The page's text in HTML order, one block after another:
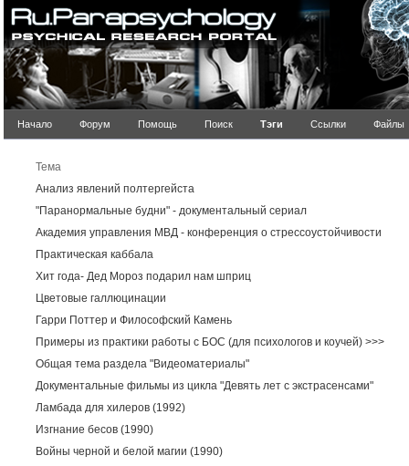
Начало Форум Помощь Поиск Тэги Ссылки Файлы
Тема
Анализ явлений полтергейста
"Паранормальные будни" - документальный сериал
Академия управления МВД - конференция о стрессоустойчивости
Практическая каббала
Хит года- Дед Мороз подарил нам шприц
Цветовые галлюцинации
Гарри Поттер и Философский Камень
Примеры из практики работы с БОС (для психологов и коучей) >>>
Общая тема раздела "Видеоматериалы"
Документальные фильмы из цикла "Девять лет с экстрасенсами"
Ламбада для хилеров (1992)
Изгнание бесов (1990)
Войны черной и белой магии (1990)